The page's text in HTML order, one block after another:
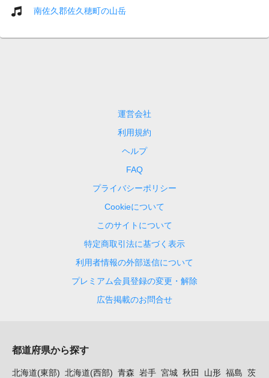
南佐久郡佐久穂町の山岳
運営会社
利用規約
ヘルプ
FAQ
プライバシーポリシー
Cookieについて
このサイトについて
特定商取引法に基づく表示
利用者情報の外部送信について
プレミアム会員登録の変更・解除
広告掲載のお問合せ
都道府県から探す
北海道(東部) 北海道(西部) 青森 岩手 宮城 秋田 山形 福島 茨